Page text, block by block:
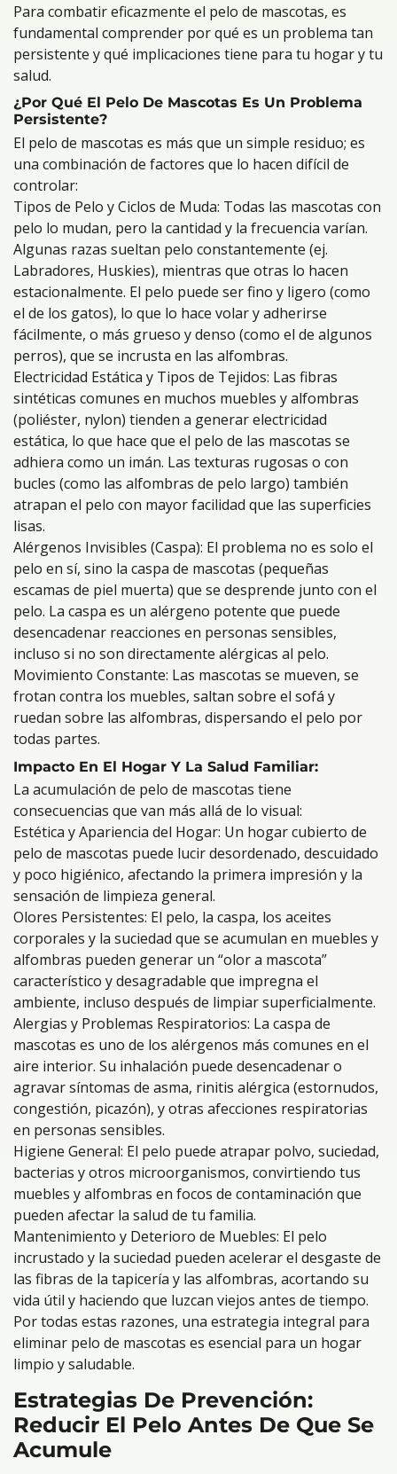
Para combatir eficazmente el pelo de mascotas, es
fundamental comprender por qué es un problema tan
persistente y qué implicaciones tiene para tu hogar y tu
salud.
¿Por Qué El Pelo De Mascotas Es Un Problema
Persistente?
El pelo de mascotas es más que un simple residuo; es
una combinación de factores que lo hacen difícil de
controlar:
Tipos de Pelo y Ciclos de Muda: Todas las mascotas con
pelo lo mudan, pero la cantidad y la frecuencia varían.
Algunas razas sueltan pelo constantemente (ej.
Labradores, Huskies), mientras que otras lo hacen
estacionalmente. El pelo puede ser fino y ligero (como
el de los gatos), lo que lo hace volar y adherirse
fácilmente, o más grueso y denso (como el de algunos
perros), que se incrusta en las alfombras.
Electricidad Estática y Tipos de Tejidos: Las fibras
sintéticas comunes en muchos muebles y alfombras
(poliéster, nylon) tienden a generar electricidad
estática, lo que hace que el pelo de las mascotas se
adhiera como un imán. Las texturas rugosas o con
bucles (como las alfombras de pelo largo) también
atrapan el pelo con mayor facilidad que las superficies
lisas.
Alérgenos Invisibles (Caspa): El problema no es solo el
pelo en sí, sino la caspa de mascotas (pequeñas
escamas de piel muerta) que se desprende junto con el
pelo. La caspa es un alérgeno potente que puede
desencadenar reacciones en personas sensibles,
incluso si no son directamente alérgicas al pelo.
Movimiento Constante: Las mascotas se mueven, se
frotan contra los muebles, saltan sobre el sofá y
ruedan sobre las alfombras, dispersando el pelo por
todas partes.
Impacto En El Hogar Y La Salud Familiar:
La acumulación de pelo de mascotas tiene
consecuencias que van más allá de lo visual:
Estética y Apariencia del Hogar: Un hogar cubierto de
pelo de mascotas puede lucir desordenado, descuidado
y poco higiénico, afectando la primera impresión y la
sensación de limpieza general.
Olores Persistentes: El pelo, la caspa, los aceites
corporales y la suciedad que se acumulan en muebles y
alfombras pueden generar un “olor a mascota”
característico y desagradable que impregna el
ambiente, incluso después de limpiar superficialmente.
Alergias y Problemas Respiratorios: La caspa de
mascotas es uno de los alérgenos más comunes en el
aire interior. Su inhalación puede desencadenar o
agravar síntomas de asma, rinitis alérgica (estornudos,
congestión, picazón), y otras afecciones respiratorias
en personas sensibles.
Higiene General: El pelo puede atrapar polvo, suciedad,
bacterias y otros microorganismos, convirtiendo tus
muebles y alfombras en focos de contaminación que
pueden afectar la salud de tu familia.
Mantenimiento y Deterioro de Muebles: El pelo
incrustado y la suciedad pueden acelerar el desgaste de
las fibras de la tapicería y las alfombras, acortando su
vida útil y haciendo que luzcan viejos antes de tiempo.
Por todas estas razones, una estrategia integral para
eliminar pelo de mascotas es esencial para un hogar
limpio y saludable.
Estrategias De Prevención:
Reducir El Pelo Antes De Que Se
Acumule